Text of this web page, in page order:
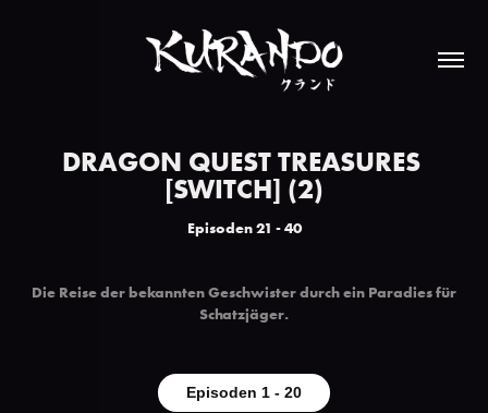
DRAGON QUEST TREASURES
[SWITCH] (2)
Episoden 21 - 40
Die Reise der bekannten Geschwister durch ein Paradies für
Schatzjäger.
Episoden 1 - 20